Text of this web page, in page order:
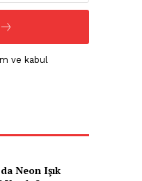
ve kabul
Neon Işık